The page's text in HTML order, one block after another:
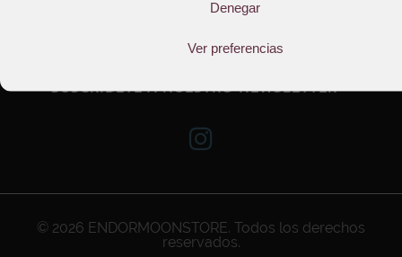
Denegar
Ver preferencias
SUSCRÍBETE A NUESTRO NEWSLETTER
© 2026 ENDORMOONSTORE. Todos los derechos
reservados.